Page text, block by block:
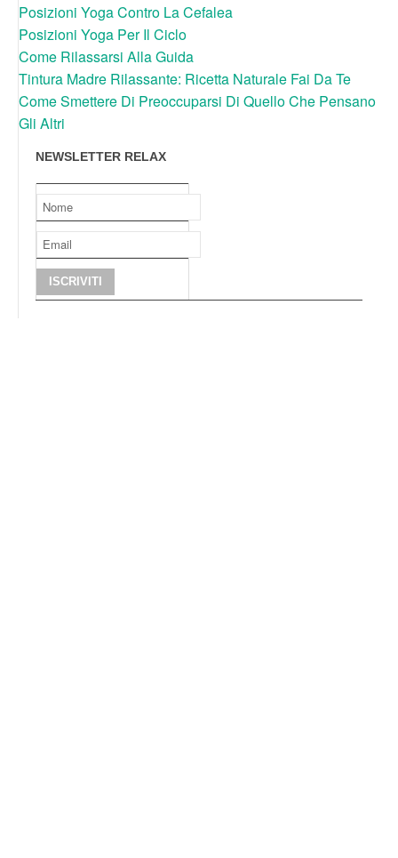
Posizioni Yoga Contro La Cefalea
Posizioni Yoga Per Il Ciclo
Come Rilassarsi Alla Guida
Tintura Madre Rilassante: Ricetta Naturale Fai Da Te
Come Smettere Di Preoccuparsi Di Quello Che Pensano
Gli Altri
NEWSLETTER RELAX